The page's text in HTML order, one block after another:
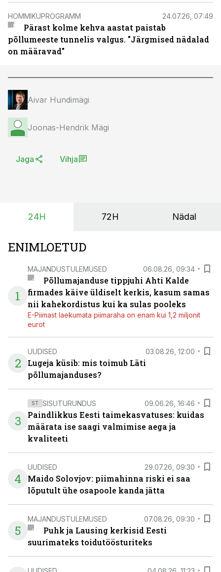
HOMMIKUPROGRAMM 24.07.26, 07:49
Pärast kolme kehva aastat paistab
põllumeeste tunnelis valgus. "Järgmised nädalad
on määravad"
Aivar Hundimägi
Joonas-Hendrik Mägi
Jaga Vihja
24H 72H Nädal
ENIMLOETUD
1
MAJANDUSTULEMUSED 06.08.26, 09:34
Põllumajanduse tippjuhi Ahti Kalde
firmades käive üldiselt kerkis, kasum samas
nii kahekordistus kui ka sulas pooleks
E-Piimast laekumata piimaraha on enam kui 1,2 miljonit
eurot
2
UUDISED 03.08.26, 12:00
Lugeja küsib: mis toimub Läti
põllumajanduses?
3
ST SISUTURUNDUS 09.06.26, 16:46
Paindlikkus Eesti taimekasvatuses: kuidas
määrata ise saagi valmimise aega ja
kvaliteeti
4
UUDISED 29.07.26, 09:30
Maido Solovjov: piimahinna riski ei saa
lõputult ühe osapoole kanda jätta
5
MAJANDUSTULEMUSED 07.08.26, 09:30
Puhk ja Lausing kerkisid Eesti
suurimateks toidutöösturiteks